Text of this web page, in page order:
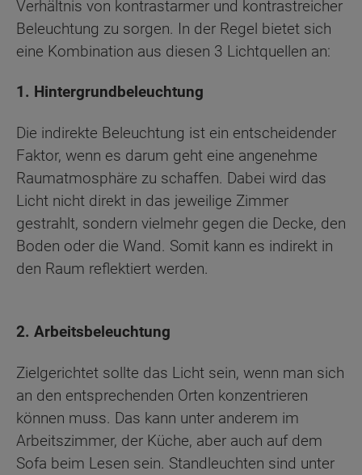
Verhältnis von kontrastarmer und kontrastreicher
Beleuchtung zu sorgen. In der Regel bietet sich
eine Kombination aus diesen 3 Lichtquellen an:
1. Hintergrundbeleuchtung
Die indirekte Beleuchtung ist ein entscheidender
Faktor, wenn es darum geht eine angenehme
Raumatmosphäre zu schaffen. Dabei wird das
Licht nicht direkt in das jeweilige Zimmer
gestrahlt, sondern vielmehr gegen die Decke, den
Boden oder die Wand. Somit kann es indirekt in
den Raum reflektiert werden.
2. Arbeitsbeleuchtung
Zielgerichtet sollte das Licht sein, wenn man sich
an den entsprechenden Orten konzentrieren
können muss. Das kann unter anderem im
Arbeitszimmer, der Küche, aber auch auf dem
Sofa beim Lesen sein. Standleuchten sind unter